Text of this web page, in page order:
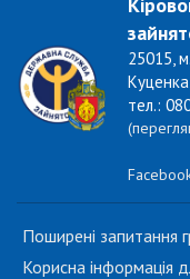
25015,
тел.:
Поширені запитання
Корисна інформація